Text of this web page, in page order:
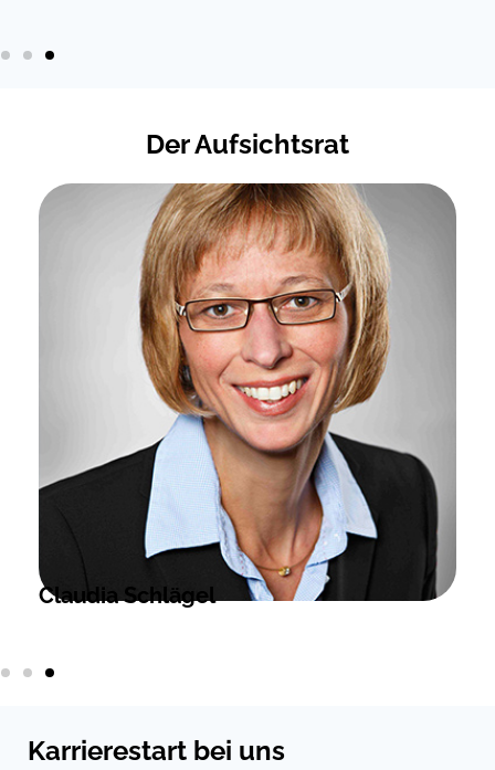
Der Aufsichtsrat
Claudia Schlägel
Karrierestart bei uns